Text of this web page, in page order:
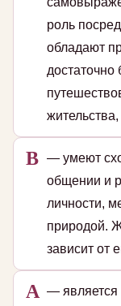
роль
обладают
В — умеют
общении и
личности,
природой.
зависит от
А — является